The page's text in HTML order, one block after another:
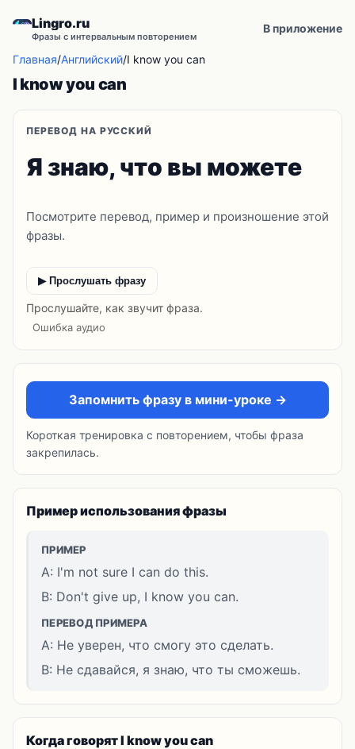
Lingro.ru
Фразы с интервальным повторением
В приложение
Главная/Английский/I know you can
I know you can
ПЕРЕВОД НА РУССКИЙ
Я знаю, что вы можете
Посмотрите перевод, пример и произношение этой
фразы.
▶ Прослушать фразу
Прослушайте, как звучит фраза.
Ошибка аудио
Запомнить фразу в мини-уроке →
Короткая тренировка с повторением, чтобы фраза
закрепилась.
Пример использования фразы
ПРИМЕР
A: I'm not sure I can do this.
B: Don't give up, I know you can.
ПЕРЕВОД ПРИМЕРА
A: Не уверен, что смогу это сделать.
B: Не сдавайся, я знаю, что ты сможешь.
Когда говорят I know you can